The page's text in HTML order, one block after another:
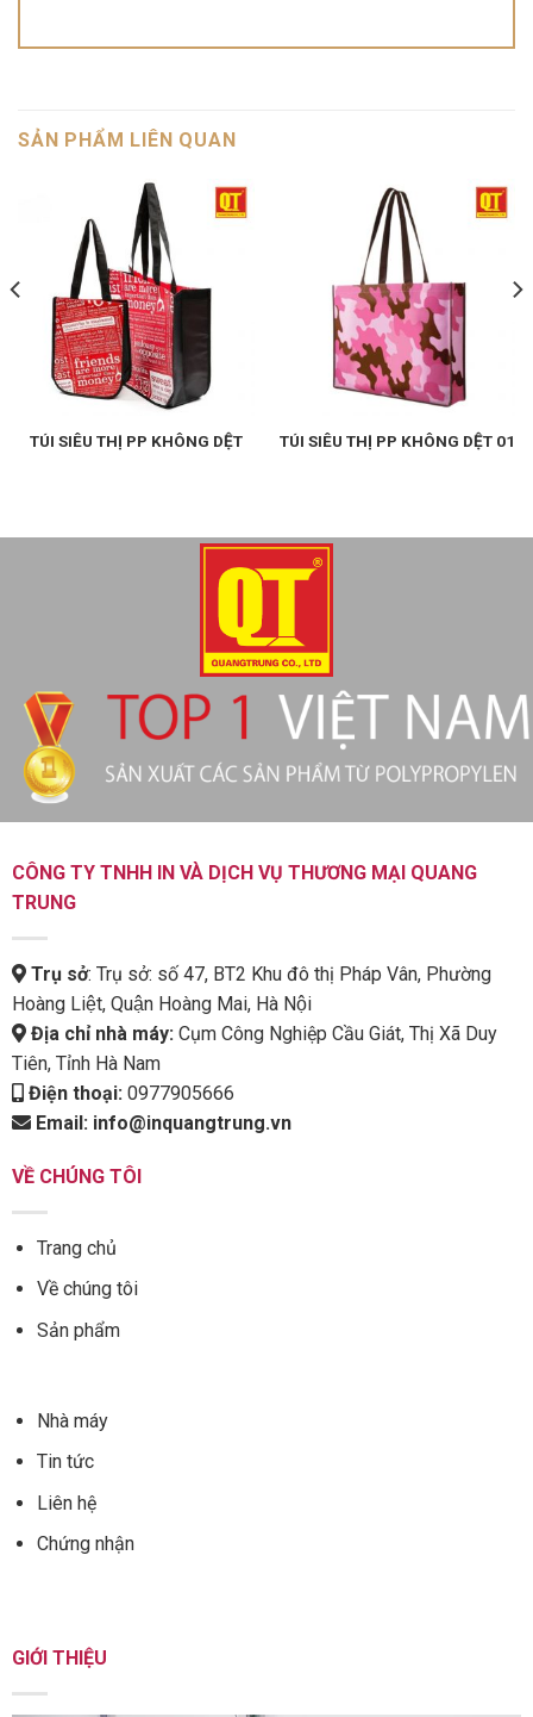
SẢN PHẨM LIÊN QUAN
TÚI SIÊU THỊ PP KHÔNG DỆT TÚI SIÊU THỊ PP KHÔNG DỆT 01
CÔNG TY TNHH IN VÀ DỊCH VỤ THƯƠNG MẠI QUANG
TRUNG
Trụ sở: Trụ sở: số 47, BT2 Khu đô thị Pháp Vân, Phường
Hoàng Liệt, Quận Hoàng Mai, Hà Nội
Địa chỉ nhà máy: Cụm Công Nghiệp Cầu Giát, Thị Xã Duy
Tiên, Tỉnh Hà Nam
Điện thoại: 0977905666
Email: info@inquangtrung.vn
VỀ CHÚNG TÔI
Trang chủ
Về chúng tôi
Sản phẩm
Nhà máy
Tin tức
Liên hệ
Chứng nhận
GIỚI THIỆU